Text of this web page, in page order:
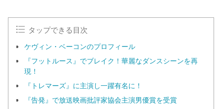
タップできる目次
ケヴィン・ベーコンのプロフィール
『フットルース』でブレイク！華麗なダンスシーンを再
現！
『トレマーズ』に主演し一躍有名に！
『告発』で放送映画批評家協会主演男優賞を受賞